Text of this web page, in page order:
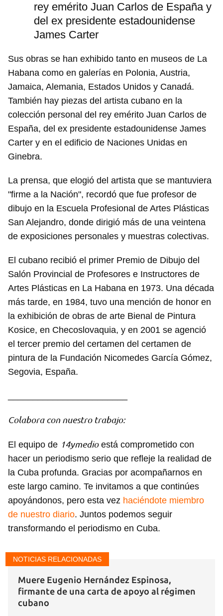
rey emérito Juan Carlos de España y
del ex presidente estadounidense
James Carter
Sus obras se han exhibido tanto en museos de La
Habana como en galerías en Polonia, Austria,
Jamaica, Alemania, Estados Unidos y Canadá.
También hay piezas del artista cubano en la
colección personal del rey emérito Juan Carlos de
España, del ex presidente estadounidense James
Carter y en el edificio de Naciones Unidas en
Ginebra.
La prensa, que elogió del artista que se mantuviera
"firme a la Nación", recordó que fue profesor de
dibujo en la Escuela Profesional de Artes Plásticas
San Alejandro, donde dirigió más de una veintena
de exposiciones personales y muestras colectivas.
El cubano recibió el primer Premio de Dibujo del
Salón Provincial de Profesores e Instructores de
Artes Plásticas en La Habana en 1973. Una década
más tarde, en 1984, tuvo una mención de honor en
la exhibición de obras de arte Bienal de Pintura
Kosice, en Checoslovaquia, y en 2001 se agenció
el tercer premio del certamen del certamen de
pintura de la Fundación Nicomedes García Gómez,
Segovia, España.
Colabora con nuestro trabajo:
El equipo de 14ymedioestá comprometido con
hacer un periodismo serio que refleje la realidad de
la Cuba profunda. Gracias por acompañarnos en
este largo camino. Te invitamos a que continúes
apoyándonos, pero esta vez haciéndote miembro
de nuestro diario. Juntos podemos seguir
transformando el periodismo en Cuba.
NOTICIAS RELACIONADAS
Muere Eugenio Hernández Espinosa,
firmante de una carta de apoyo al régimen
cubano